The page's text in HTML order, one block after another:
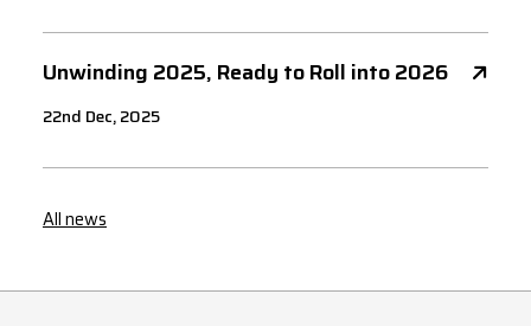
Unwinding 2025, Ready to Roll into 2026
22nd Dec, 2025
All news